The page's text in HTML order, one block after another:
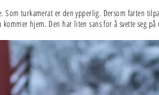
Som turkamerat er den ypperlig. Dersom farten
hjem. Den har liten sans for å svette seg